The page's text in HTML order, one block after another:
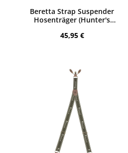
Beretta Strap Suspender
Hosenträger (Hunter's
Regulärer Preis:
45,95 €